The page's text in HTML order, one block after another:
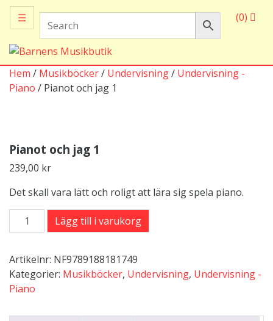
☰ (0)
Hem / Musikböcker/ Undervisning/ Undervisning -
Piano / Pianot och jag 1
Pianot och jag 1
239,00 kr
Det skall vara lätt och roligt att lära sig spela piano.
Pianot
och
1
mängd
Lägg till i varukorg
Artikelnr: NF9789188181749
Kategorier: Musikböcker, Undervisning, Undervisning -
Piano